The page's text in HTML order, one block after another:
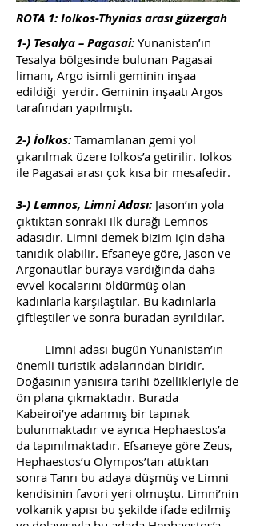
ROTA 1: Iolkos-Thynias arası güzergah
1-) Tesalya – Pagasai: Yunanistan’ın
Tesalya bölgesinde bulunan Pagasai
limanı, Argo isimli geminin inşaa
edildiği yerdir. Geminin inşaatı Argos
tarafından yapılmıştı.
2-) İolkos: Tamamlanan gemi yol
çıkarılmak üzere İolkos’a getirilir. İolkos
ile Pagasai arası çok kısa bir mesafedir.
3-) Lemnos, Limni Adası: Jason’ın yola
çıktıktan sonraki ilk durağı Lemnos
adasıdır. Limni demek bizim için daha
tanıdık olabilir. Efsaneye göre, Jason ve
Argonautlar buraya vardığında daha
evvel kocalarını öldürmüş olan
kadınlarla karşılaştılar. Bu kadınlarla
çiftleştiler ve sonra buradan ayrıldılar.
Limni adası bugün Yunanistan’ın
önemli turistik adalarından biridir.
Doğasının yanısıra tarihi özellikleriyle de
ön plana çıkmaktadır. Burada
Kabeiroi’ye adanmış bir tapınak
bulunmaktadır ve ayrıca Hephaestos’a
da tapınılmaktadır. Efsaneye göre Zeus,
Hephaestos’u Olympos’tan attıktan
sonra Tanrı bu adaya düşmüş ve Limni
kendisinin favori yeri olmuştu. Limni’nin
volkanik yapısı bu şekilde ifade edilmiş